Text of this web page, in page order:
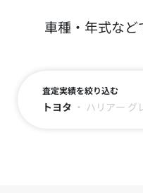
車種・年式な
査定実績を絞り込む
トヨタ ・ ハリアー グ